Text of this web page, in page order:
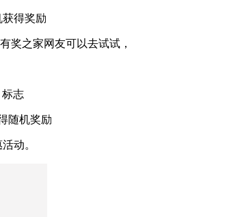
得奖励
奖之家网友可以去试试，
标志
随机奖励
动。